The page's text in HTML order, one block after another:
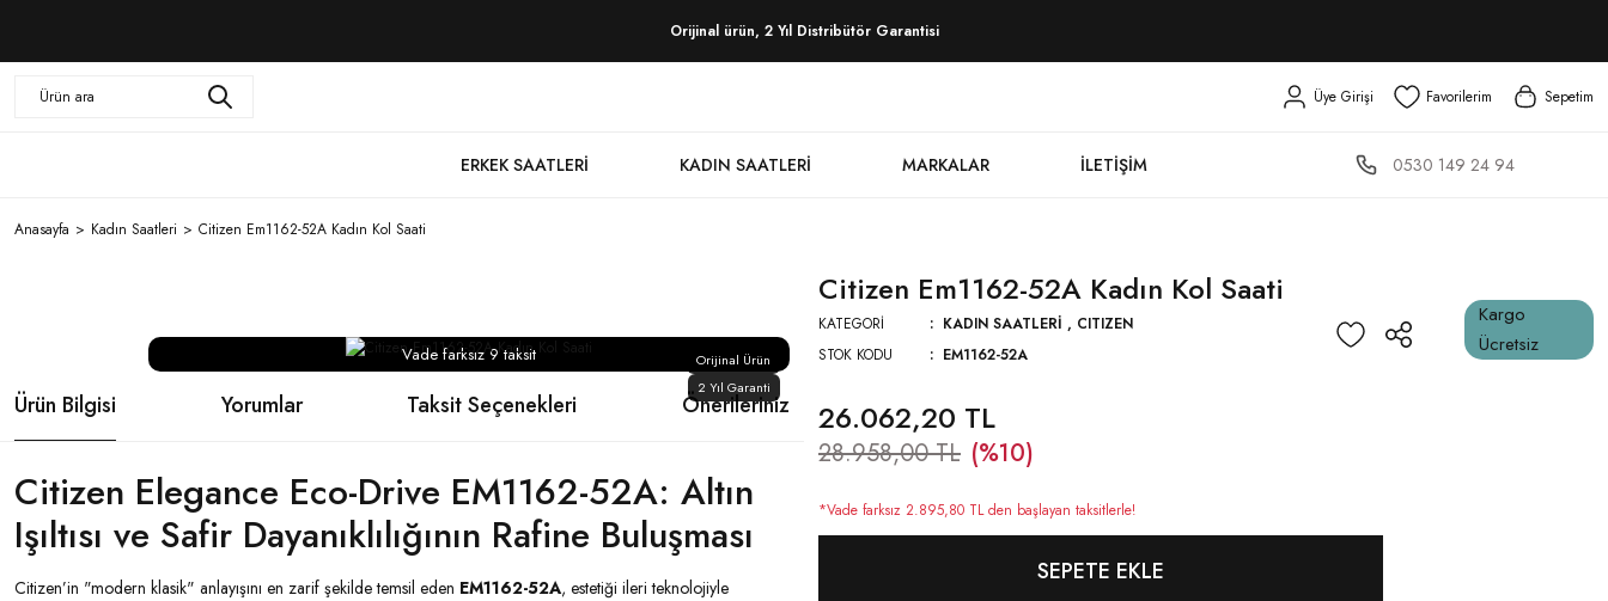
Orijinal ürün, 2 Yıl Distribütör Garantisi
Üye Girişi Favorilerim Sepetim
ERKEK SAATLERI KADIN SAATLERI MARKALAR İLETIŞIM 0530 149 24 94
Anasayfa Kadın Saatleri Citizen Em1162-52A Kadın Kol Saati
Orijinal Ürün
2 Yıl Garanti
Vade farksız 9 taksit
Ürün Bilgisi Yorumlar Taksit Seçenekleri Önerileriniz
Citizen Elegance Eco-Drive EM1162-52A: Altın
Işıltısı ve Safir Dayanıklılığının Rafine Buluşması
Citizen’in "modern klasik" anlayışını en zarif şekilde temsil eden EM1162-52A, estetiği ileri teknolojiyle
Citizen Em1162-52A Kadın Kol Saati
KATEGORI KADIN SAATLERI , CITIZEN
STOK KODU
EM1162-52A
Kargo
Ücretsiz
26.062,20 TL
28.958,00 TL (%10)
*Vade farksız 2.895,80 TL den başlayan taksitlerle!
SEPETE EKLE